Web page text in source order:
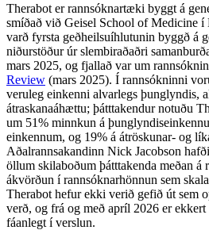
Therabot er rannsóknartæki byggt á
smíðað við Geisel School of Medicine í
varð fyrsta geðheilsuíhlutunin byggð á
niðurstöður úr slembiraðaðri
mars 2025, og fjallað var um
Review (mars 2025). Í rannsókninni
veruleg einkenni alvarlegs þunglyndis,
átraskanaáhættu; þátttakendur notuðu
um 51% minnkun á
einkennum, og 19% á átröskunar- og
Aðalrannsakandinn Nick Jacobson
öllum skilaboðum þátttakenda meðan
ákvörðun í rannsóknarhönnun sem
Therabot hefur ekki verið gefið út sem
verð, og frá og með apríl 2026 er
fáanlegt í verslun.